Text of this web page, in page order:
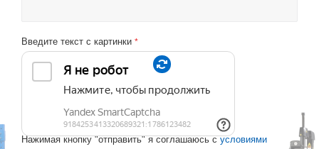
Введите текст с картинки *
Нажимая кнопку "отправить" я соглашаюсь с условиями